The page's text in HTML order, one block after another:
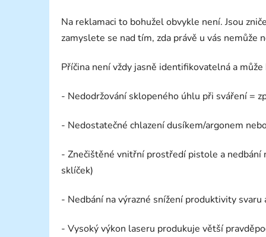
Na reklamaci to bohužel obvykle není. Jsou
zamyslete se nad tím, zda právě u vás nemůže
Příčina není vždy jasně identifikovatelná a
- Nedodržování sklopeného úhlu při sváření =
- Nedostatečné chlazení dusíkem/argonem
- Znečištěné vnitřní prostředí pistole a
sklíček)
- Nedbání na výrazné snížení produktivity
- Vysoký výkon laseru produkuje větší